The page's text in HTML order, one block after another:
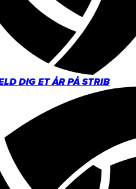
DIG ET ÅR PÅ STRIB